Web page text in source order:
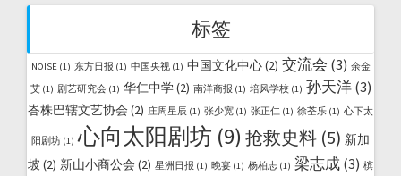
标签
NOISE(1) 东方日报 (1) 中国央视(1) 中国文化中心(2) 交流会 (3) 余金
艾(1) 剧艺研究会(1) 华仁中学(2) 南洋商报 (1) 培风学校(1) 孙天洋(3)
峇株巴辖文艺协会 (2) 庄周星辰 (1) 张少宽 (1) 张正仁 (1) 徐荃乐 (1) 心下太
阳剧坊 (1) 心向太阳剧坊 (9) 抢救史料 (5) 新加
坡 (2) 新山小商公会 (2) 星洲日报 (1) 晚宴 (1) 杨柏志 (1) 梁志成(3) 槟